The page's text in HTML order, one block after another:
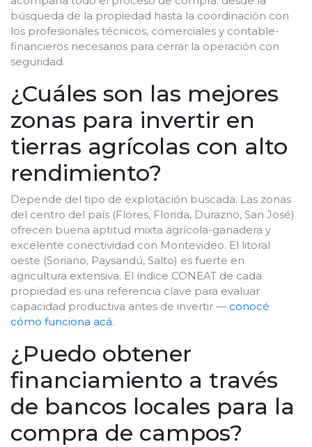
búsqueda de la propiedad hasta la coordinación con
los profesionales técnicos, comerciales y contable-
financieros necesarios para cerrar la operación con
seguridad.
¿Cuáles son las mejores
zonas para invertir en
tierras agrícolas con alto
rendimiento?
Depende del tipo de explotación buscada. Las zonas
del centro del país (Flores, Florida, Durazno, San José)
ofrecen buena aptitud mixta agrícola-ganadera y
excelente conectividad con Montevideo. El litoral
oeste (Soriano, Paysandú, Salto) es fuerte en
agricultura extensiva. El índice CONEAT de cada
propiedad es una referencia clave para evaluar
capacidad productiva antes de invertir — conocé
cómo funciona acá.
¿Puedo obtener
financiamiento a través
de bancos locales para la
compra de campos?